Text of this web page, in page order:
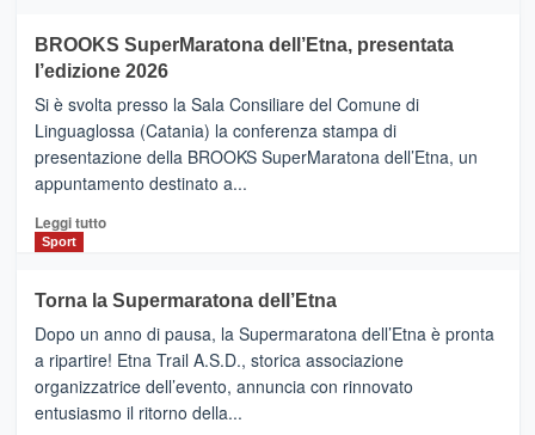
con
la
Al
via
i
collegamenti
BROOKS SuperMaratona dell’Etna, presentata
l’edizione 2026
Si è svolta presso la Sala Consiliare del Comune di
Linguaglossa (Catania) la conferenza stampa di
presentazione della BROOKS SuperMaratona dell’Etna, un
appuntamento destinato a...
Leggi tuttoLeggi
BROOKS
SuperMaratona
dell’Etna,
presentata
l’edizione
2026
Sport
Torna la Supermaratona dell’Etna
Dopo un anno di pausa, la Supermaratona dell’Etna è pronta
a ripartire! Etna Trail A.S.D., storica associazione
organizzatrice dell’evento, annuncia con rinnovato
entusiasmo il ritorno della...